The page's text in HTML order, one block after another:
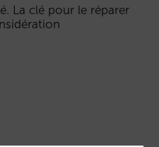
La clé pour le réparer